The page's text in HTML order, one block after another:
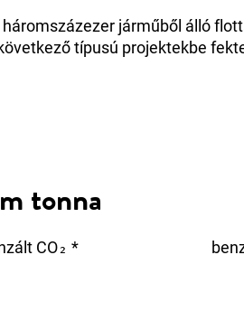
járműből álló
típusú projektekbe
tonna
CO₂ *